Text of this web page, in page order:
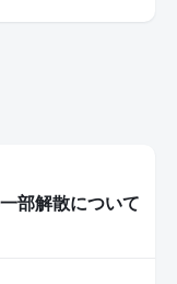
部解散について